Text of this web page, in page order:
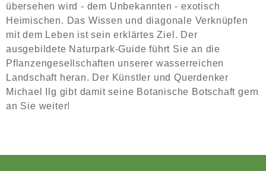
übersehen wird - dem Unbekannten - exotisch
Heimischen. Das Wissen und diagonale Verknüpfen
mit dem Leben ist sein erklärtes Ziel. Der
ausgebildete Naturpark-Guide führt Sie an die
Pflanzengesellschaften unserer wasserreichen
Landschaft heran. Der Künstler und Querdenker
Michael Ilg gibt damit seine Botanische Botschaft gern
an Sie weiter!